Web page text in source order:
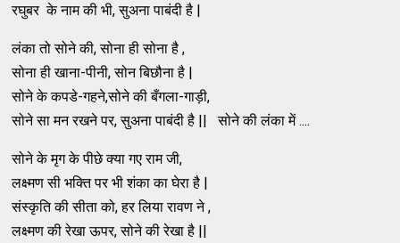
रघुबर के नाम की भी, सुअना पाबंदी है |
लंका तो सोने की, सोना ही सोना है ,
सोना ही खाना-पीनी, सोन बिछौना है |
सोने के कपडे-गहने,सोने की बँगला-गाड़ी,
सोने सा मन रखने पर, सुअना पाबंदी है || सोने की लंका में ....
सोने के मृग के पीछे क्या गए राम जी,
लक्ष्मण सी भक्ति पर भी शंका का घेरा है |
संस्कृति की सीता को, हर लिया रावण ने ,
लक्ष्मण की रेखा ऊपर, सोने की रेखा है ||